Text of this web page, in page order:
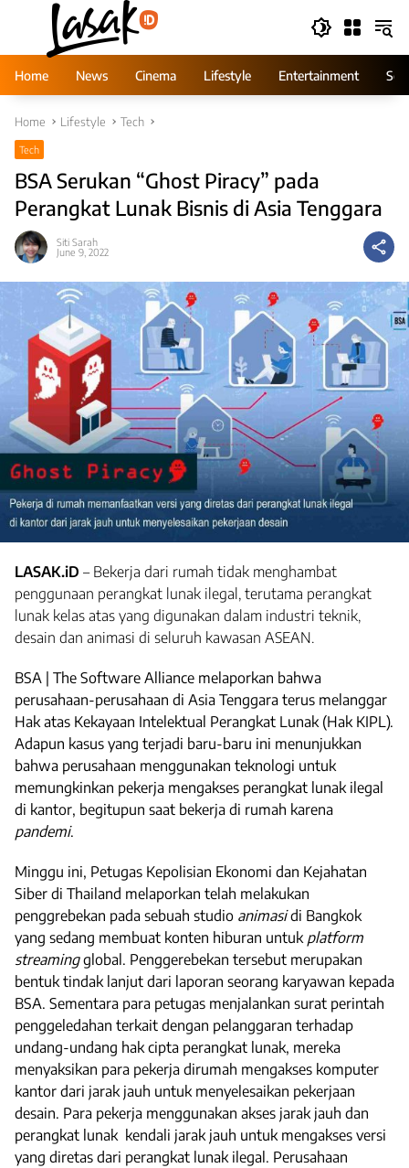
Home
News Cinema Lifestyle Entertainment
Home Lifestyle Tech
Tech
BSA Serukan “Ghost Piracy” pada
Perangkat Lunak Bisnis di Asia Tenggara
Siti Sarah
June 9, 2022
LASAK.iD – Bekerja dari rumah tidak menghambat
penggunaan perangkat lunak ilegal, terutama perangkat
lunak kelas atas yang digunakan dalam industri teknik,
desain dan animasi di seluruh kawasan ASEAN.
BSA | The Software Alliance melaporkan bahwa
perusahaan-perusahaan di Asia Tenggara terus melanggar
Hak atas Kekayaan Intelektual Perangkat Lunak (Hak KIPL).
Adapun kasus yang terjadi baru-baru ini menunjukkan
bahwa perusahaan menggunakan teknologi untuk
memungkinkan pekerja mengakses perangkat lunak ilegal
di kantor, begitupun saat bekerja di rumah karena
pandemi.
Minggu ini, Petugas Kepolisian Ekonomi dan Kejahatan
Siber di Thailand melaporkan telah melakukan
penggrebekan pada sebuah studio animasidi Bangkok
yang sedang membuat konten hiburan untuk platform
streamingglobal. Penggerebekan tersebut merupakan
bentuk tindak lanjut dari laporan seorang karyawan kepada
BSA. Sementara para petugas menjalankan surat perintah
penggeledahan terkait dengan pelanggaran terhadap
undang-undang hak cipta perangkat lunak, mereka
menyaksikan para pekerja dirumah mengakses komputer
kantor dari jarak jauh untuk menyelesaikan pekerjaan
desain. Para pekerja menggunakan akses jarak jauh dan
perangkat lunak kendali jarak jauh untuk mengakses versi
yang diretas dari perangkat lunak ilegal. Perusahaan